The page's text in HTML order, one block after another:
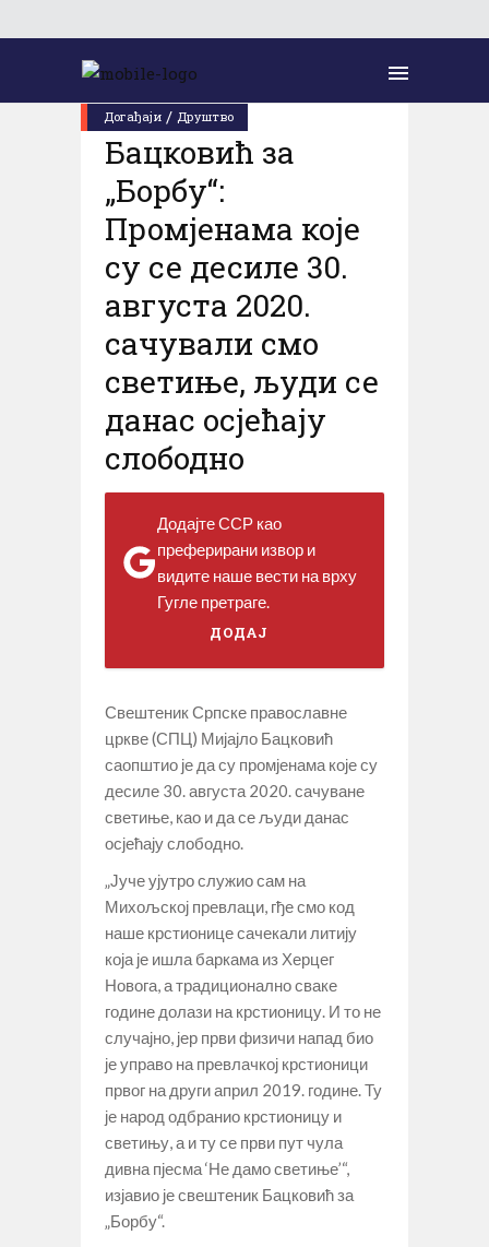
Догађаји / Друштво
Уторак, 02. септембар 2025.
Бацковић за
„Борбу“:
Промјенама које
су се десиле 30.
августа 2020.
сачували смо
светиње, људи се
данас осјећају
слободно
Додајте ССР као
преферирани извор и
видите наше вести на врху
Гугле претраге.
ДОДАЈ
Свештеник Српске православне
цркве (СПЦ) Мијајло Бацковић
саопштио је да су промјенама које су
десиле 30. августа 2020. сачуване
светиње, као и да се људи данас
осјећају слободно.
„Јуче ујутро служио сам на
Михољској превлаци, гђе смо код
наше крстионице сачекали литију
која је ишла баркама из Херцег
Новога, а традиционално сваке
године долази на крстионицу. И то не
случајно, јер први физичи напад био
је управо на превлачкој крстионици
првог на други април 2019. године. Ту
је народ одбранио крстионицу и
светињу, а и ту се први пут чула
дивна пјесма ‘Не дамо светиње’“,
изјавио је свештеник Бацковић за
„Борбу“.